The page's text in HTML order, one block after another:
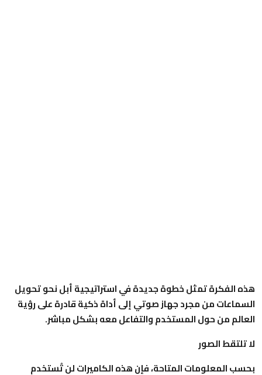
هذه الفكرة تمثل خطوة جديدة في استراتيجية أبل نحو تحويل
السماعات من مجرد جهاز صوتي إلى أداة ذكية قادرة على رؤية
العالم من حول المستخدم والتفاعل معه بشكل مباشر.
لا تلتقط الصور
بحسب المعلومات المتاحة، فإن هذه الكاميرات لن تُستخدم